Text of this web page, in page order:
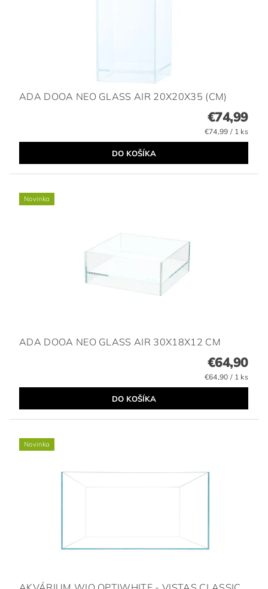
ADA DOOA NEO GLASS AIR 20X20X35 (CM)
€74,99
€74,99 / 1 ks
Novinka
ADA DOOA NEO GLASS AIR 30X18X12 CM
€64,90
€64,90 / 1 ks
Novinka